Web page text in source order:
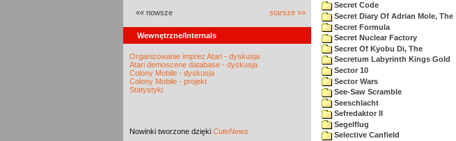
«« nowsze starsze »»
Wewnętrzne/Internals
Organizowanie imprez Atari - dyskusja
Atari demoscene database - dyskusja
Colony Mobile - dyskusja
Colony Mobile - projekt
Statystyki
Nowinki tworzone dzięki CuteNews
Secret Code
Secret Diary Of Adrian Mole, The
Secret Formula
Secret Nuclear Factory
Secret Of Kyobu Di, The
Secretum Labyrinth Kings Gold
Sector 10
Sector Wars
See-Saw Scramble
Seeschlacht
Sefredaktor II
Segelflug
Selective Canfield